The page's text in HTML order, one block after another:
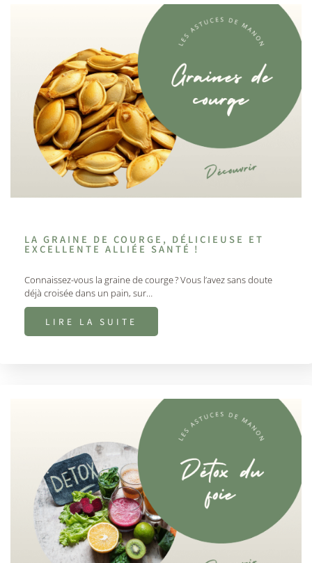
LA GRAINE DE COURGE, DÉLICIEUSE ET
EXCELLENTE ALLIÉE SANTÉ !
Connaissez-vous la graine de courge ? Vous l’avez sans doute
déjà croisée dans un pain, sur…
LIRE LA SUITE